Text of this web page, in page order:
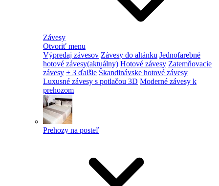
Závesy
Otvoriť menu
Výpredaj závesov Závesy do altánku Jednofarebné
hotové závesy(aktuálny) Hotové závesy Zatemňovacie
závesy + 3 ďalšie Škandinávske hotové závesy
Luxusné závesy s potlačou 3D Moderné závesy k
prehozom
Prehozy na posteľ